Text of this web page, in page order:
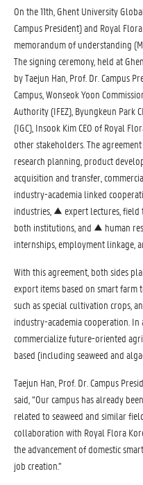
On the 11th, Ghent University
Campus President) and Royal
memorandum of understanding
The signing ceremony, held at
by Taejun Han, Prof. Dr. Campus
Campus, Wonseok Yoon
Authority (IFEZ), Byungkeun Park
(IGC), Insook Kim CEO of Royal
other stakeholders. The
research planning, product
acquisition and transfer,
industry-academia linked
industries, ▲ expert lectures,
both institutions, and ▲ human
internships, employment linkage,
With this agreement, both sides
export items based on smart
such as special cultivation crops,
industry-academia cooperation.
commercialize future-oriented
based (including seaweed and
Taejun Han, Prof. Dr. Campus
said, “Our campus has already
related to seaweed and similar
collaboration with Royal Flora
the advancement of domestic
job creation.”